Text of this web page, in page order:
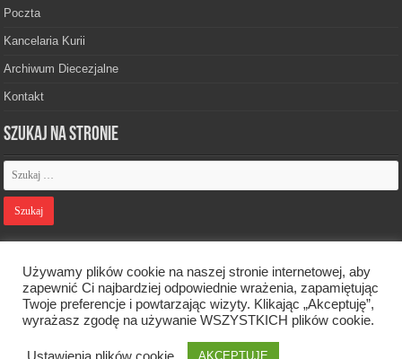
Poczta
Kancelaria Kurii
Archiwum Diecezjalne
Kontakt
Szukaj na stronie
Designed by Webdawid
Oficjalna strona Diecezji Zielonogórsko-Gorzowskiej. © 2026. Wszelkie
Używamy plików cookie na naszej stronie internetowej, aby
zapewnić Ci najbardziej odpowiednie wrażenia, zapamiętując
Twoje preferencje i powtarzając wizyty. Klikając „Akceptuję”,
wyrażasz zgodę na używanie WSZYSTKICH plików cookie.
Ustawienia plików cookie AKCEPTUJĘ